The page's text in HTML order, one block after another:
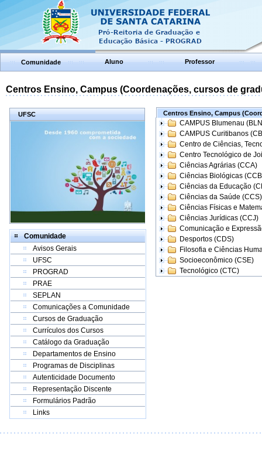
Comunidade Aluno Professor
Centros Ensino, Campus (Coordenações, cursos de
UFSC
Comunidade
Avisos Gerais
UFSC
PROGRAD
PRAE
SEPLAN
Comunicações a Comunidade
Cursos de Graduação
Currículos dos Cursos
Catálogo da Graduação
Departamentos de Ensino
Programas de Disciplinas
Autenticidade Documento
Representação Discente
Formulários Padrão
Links
Centros Ensino, Campus
CAMPUS Blumenau
CAMPUS Curitibanos
Centro de Ciências,
Centro Tecnológico de
Ciências Agrárias (CCA)
Ciências Biológicas
Ciências da Educação
Ciências da Saúde (CCS)
Ciências Físicas e
Ciências Jurídicas (CCJ)
Comunicação e
Desportos (CDS)
Filosofia e Ciências
Socioeconômico (CSE)
Tecnológico (CTC)